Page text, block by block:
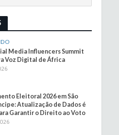
Media Influencers Summit
Voz Digital de África
Eleitoral 2026 em São
Atualização de Dados é
Garantir o Direito ao Voto